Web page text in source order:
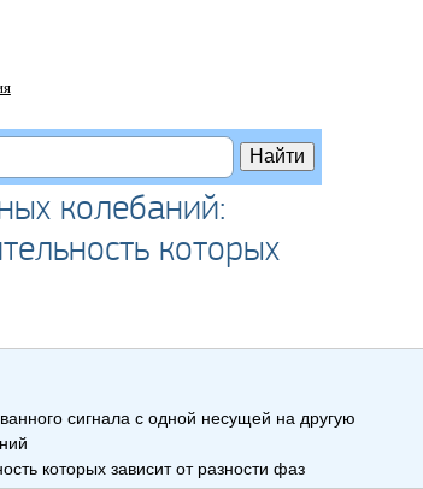
колебаний:
которых
сигнала с одной несущей на другую
которых зависит от разности фаз